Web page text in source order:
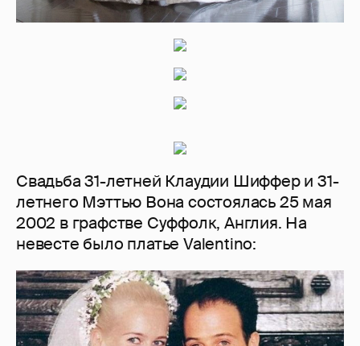
Свадьба 31-летней Клаудии Шиффер и 31-
летнего Мэттью Вона состоялась 25 мая
2002 в графстве Суффолк, Англия. На
невесте было платье Valentino: